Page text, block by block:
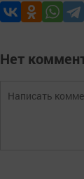
Нет